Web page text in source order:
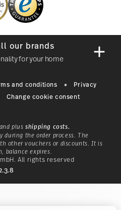
our brands
for your home
that began in
Bavaria,
is a classic
and conditions
Privacy
Change cookie consent
plusshipping costs.
during the order process. The
other vouchers or discounts. It is
balance expires.
All rights reserved